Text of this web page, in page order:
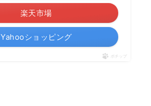
楽天市場
Yahooショッピング
ポチップ